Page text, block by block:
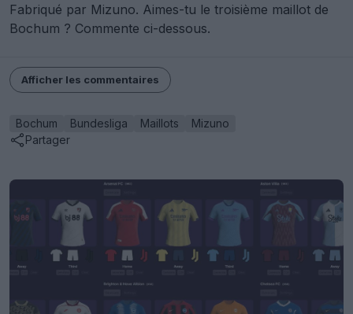
Fabriqué par Mizuno. Aimes-tu le troisième maillot de
Bochum ? Commente ci-dessous.
Afficher les commentaires
Bochum Bundesliga Maillots
Mizuno
Partager